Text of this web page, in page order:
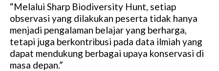
“Melalui Sharp Biodiversity Hunt, setiap
observasi yang dilakukan peserta tidak hanya
menjadi pengalaman belajar yang berharga,
tetapi juga berkontribusi pada data ilmiah yang
dapat mendukung berbagai upaya konservasi di
masa depan.”